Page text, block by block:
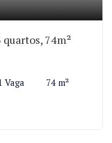
74m²
Vaga 74 m²